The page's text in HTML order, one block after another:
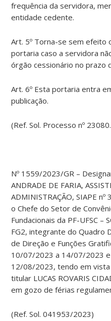
frequência da servidora,
entidade cedente.
Art. 5º Torna-se sem efeito
portaria caso a servidora
órgão cessionário no prazo
Art. 6º Esta portaria entra
publicação.
(Ref. Sol. Processo nº
Nº 1559/2023/GR –
ANDRADE DE FARIA,
ADMINISTRAÇÃO, SIAPE
o Chefe do Setor de
Fundacionais da PF-UFSC –
FG2, integrante do Quadro
de Direção e Funções
10/07/2023 a 14/07/2023
12/08/2023, tendo em
titular LUCAS ROVARIS
em gozo de férias
(Ref. Sol. 041953/2023)